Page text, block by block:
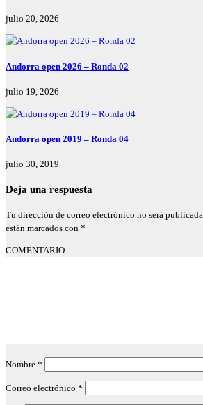
julio 20, 2026
Andorra open 2026 – Ronda 02
julio 19, 2026
Andorra open 2019 – Ronda 04
julio 30, 2019
Deja una respuesta
Tu dirección de correo electrónico no será publicada.
están marcados con *
COMENTARIO
Nombre *
Correo electrónico *